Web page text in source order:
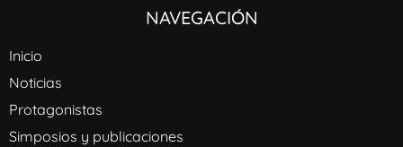
NAVEGACIÓN
Inicio
Noticias
Protagonistas
Simposios y publicaciones